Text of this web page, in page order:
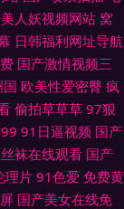
人妖视频网站 窝
日韩福利网址导航
国产激情视频三
欧美性爱密臀 疯
偷拍草草草 97狠
91日逼视频 国产
袜在线观看 国产
理片91色爱 免费黄
国产美女在线免